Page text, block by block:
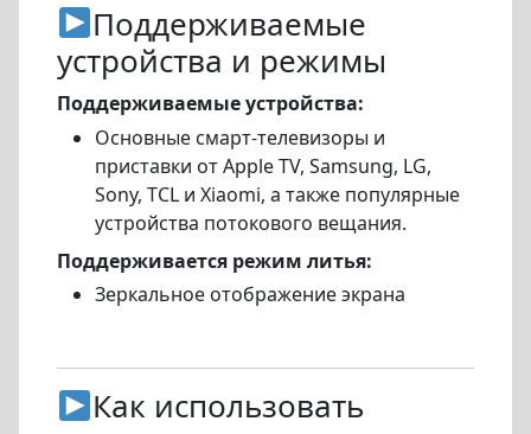
Поддерживаемые
устройства и режимы
Поддерживаемые устройства:
Основные смарт-телевизоры и
приставки от Apple TV, Samsung, LG,
Sony, TCL и Xiaomi, а также популярные
устройства потокового вещания.
Поддерживается режим литья:
Зеркальное отображение экрана
Как использовать